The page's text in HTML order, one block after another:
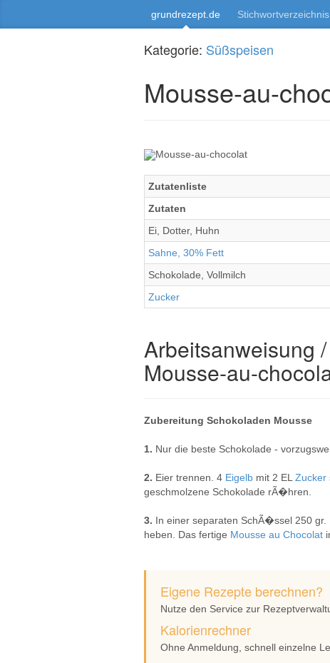
grundrezept.de Stichwortverzeichnis
Kategorie: Süßspeisen
Mousse-au-
Zutatenliste
Zutaten
Ei, Dotter, Huhn
Sahne, 30% Fett
Schokolade, Vollmilch
Zucker
Arbeitsanweisung
Mousse-au-
Zubereitung Schokoladen Mousse
1. Nur die beste Schokolade -
2. Eier trennen. 4 Eigelb mit 2 EL Zucker
geschmolzene Schokolade rÃ�hren.
3. In einer separaten SchÃ�ssel 250
heben. Das fertige Mousse au Chocolat
Eigene Rezepte berechnen?
Nutze den Service zur
Kalorienrechner
Ohne Anmeldung, schnell einzelne